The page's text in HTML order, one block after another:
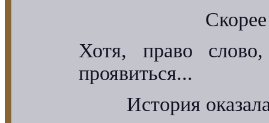
Хотя, право
проявиться...
История